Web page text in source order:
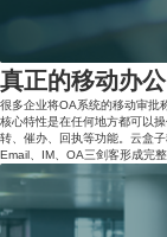
真正的移动办公
很多企业将OA系统的移动审批
核心特性是在任何地方都可以
转、催办、回执等功能。云盒
Email、IM、OA三剑客形成完整